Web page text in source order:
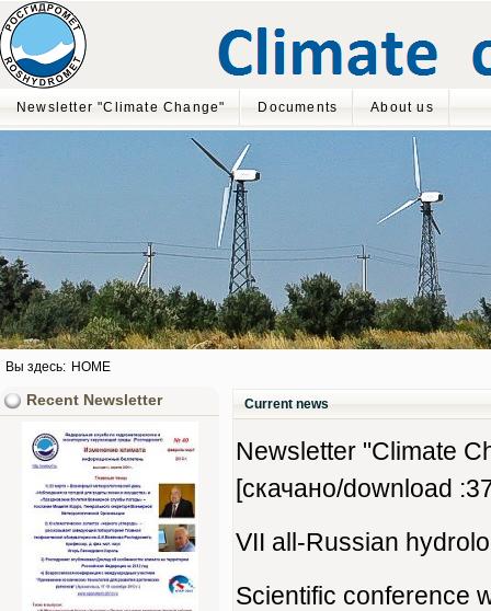
Newsletter "Climate Change" Documents About us
Вы здесь: HOME
Current news
Newsletter "Climate
[скачано/download
VII all-Russian
Scientific conference
Recent Newsletter